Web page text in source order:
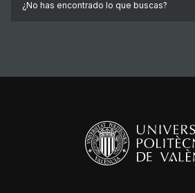
¿No has encontrado lo que buscas?